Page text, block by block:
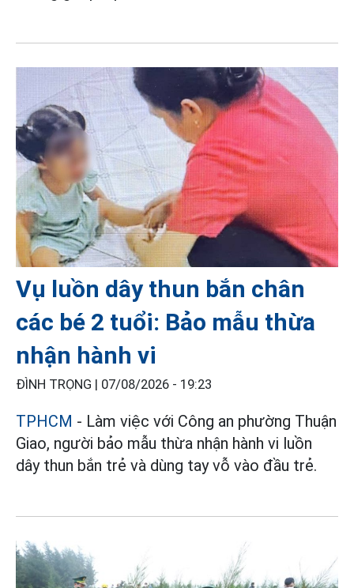
Vụ luồn dây thun bắn chân
các bé 2 tuổi: Bảo mẫu thừa
nhận hành vi
ĐÌNH TRỌNG | 07/08/2026 - 19:23
TPHCM - Làm việc với Công an phường Thuận
Giao, người bảo mẫu thừa nhận hành vi luồn
dây thun bắn trẻ và dùng tay vỗ vào đầu trẻ.